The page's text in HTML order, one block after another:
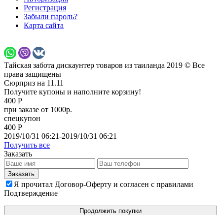
Регистрация
Забыли пароль?
Карта сайта
Тайская забота дискаунтер товаров из таиланда 2019 © Все
права защищены
Сюрприз на 11.11
Получите купоны и наполните корзину!
400 Р
при заказе от 1000р.
спецкупон
400 Р
2019/10/31 06:21-2019/10/31 06:21
Получить все
Заказать
Я прочитал Договор-Оферту и согласен с правилами
Подтверждение
Продолжить покупки